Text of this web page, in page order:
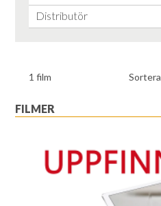
Distributör
1 film Sortera
FILMER